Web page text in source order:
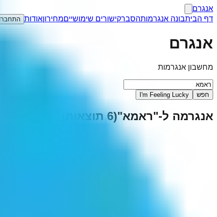
אנגרם
דף הביתבונה אנגרמותהסברקישורים שימושייםמחירוןאודות
אנגרם
מחשבון אנגרמות
חפש I'm Feeling Lucky
אנגרמה ל-"ראמא"
(
6תוצאות)